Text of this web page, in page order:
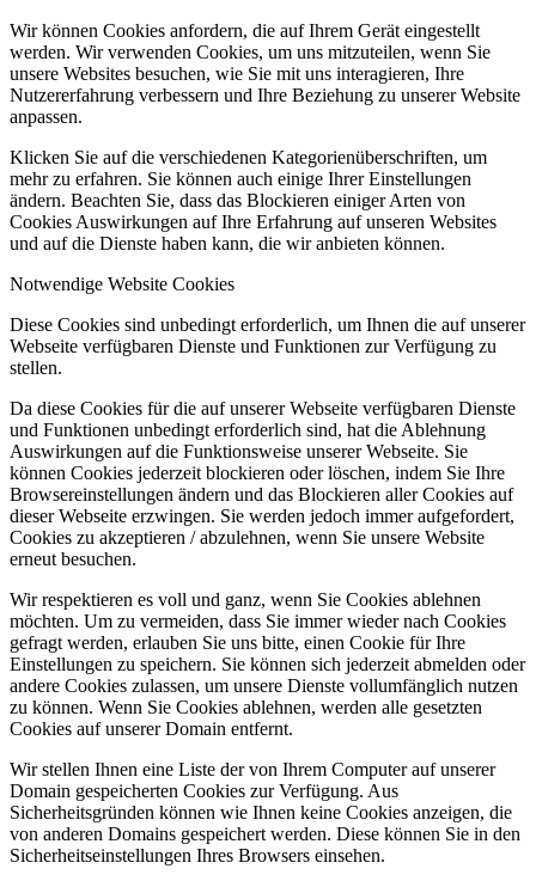
Wir können Cookies anfordern, die auf Ihrem Gerät eingestellt
werden. Wir verwenden Cookies, um uns mitzuteilen, wenn Sie
unsere Websites besuchen, wie Sie mit uns interagieren, Ihre
Nutzererfahrung verbessern und Ihre Beziehung zu unserer Website
anpassen.
Klicken Sie auf die verschiedenen Kategorienüberschriften, um
mehr zu erfahren. Sie können auch einige Ihrer Einstellungen
ändern. Beachten Sie, dass das Blockieren einiger Arten von
Cookies Auswirkungen auf Ihre Erfahrung auf unseren Websites
und auf die Dienste haben kann, die wir anbieten können.
Notwendige Website Cookies
Diese Cookies sind unbedingt erforderlich, um Ihnen die auf unserer
Webseite verfügbaren Dienste und Funktionen zur Verfügung zu
stellen.
Da diese Cookies für die auf unserer Webseite verfügbaren Dienste
und Funktionen unbedingt erforderlich sind, hat die Ablehnung
Auswirkungen auf die Funktionsweise unserer Webseite. Sie
können Cookies jederzeit blockieren oder löschen, indem Sie Ihre
Browsereinstellungen ändern und das Blockieren aller Cookies auf
dieser Webseite erzwingen. Sie werden jedoch immer aufgefordert,
Cookies zu akzeptieren / abzulehnen, wenn Sie unsere Website
erneut besuchen.
Wir respektieren es voll und ganz, wenn Sie Cookies ablehnen
möchten. Um zu vermeiden, dass Sie immer wieder nach Cookies
gefragt werden, erlauben Sie uns bitte, einen Cookie für Ihre
Einstellungen zu speichern. Sie können sich jederzeit abmelden oder
andere Cookies zulassen, um unsere Dienste vollumfänglich nutzen
zu können. Wenn Sie Cookies ablehnen, werden alle gesetzten
Cookies auf unserer Domain entfernt.
Wir stellen Ihnen eine Liste der von Ihrem Computer auf unserer
Domain gespeicherten Cookies zur Verfügung. Aus
Sicherheitsgründen können wie Ihnen keine Cookies anzeigen, die
von anderen Domains gespeichert werden. Diese können Sie in den
Sicherheitseinstellungen Ihres Browsers einsehen.